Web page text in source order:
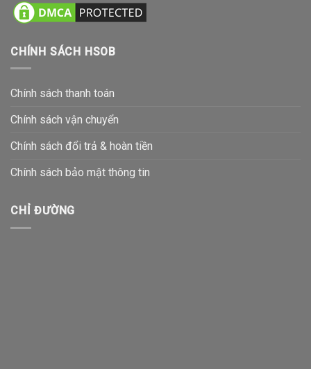
CHÍNH SÁCH HSOB
Chính sách thanh toán
Chính sách vận chuyển
Chính sách đổi trả & hoàn tiền
Chính sách bảo mật thông tin
CHỈ ĐƯỜNG